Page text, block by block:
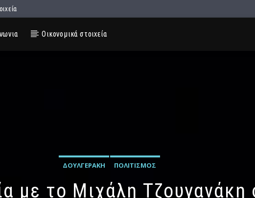
Οικονομικά στοιχεία
ΔΟΥΛΓΕΡΆΚΗ ΠΟΛΙΤΙΣΜΌΣ
με το Μιχάλη Τζουγανάκη